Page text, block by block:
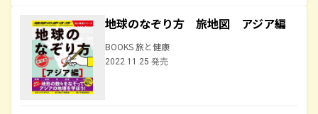
地球のなぞり方 旅地図 アジア編
BOOKS 旅と健康
2022.11.25 発売